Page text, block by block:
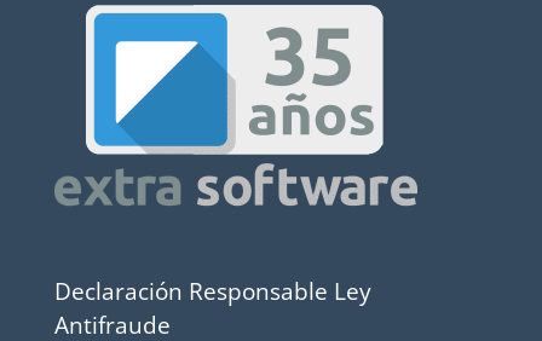
Declaración Responsable Ley
Antifraude